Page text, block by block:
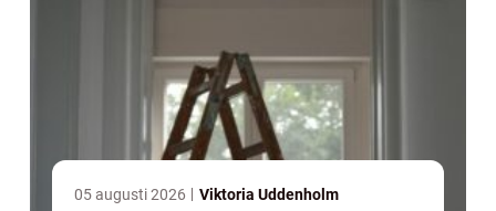
05 augusti 2026 Viktoria Uddenholm